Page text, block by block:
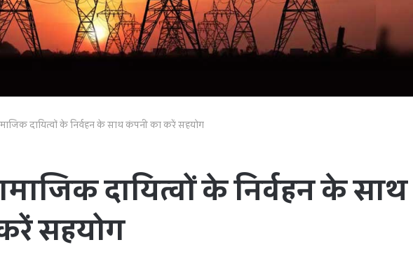
दायित्‍वों के निर्वहन के साथ कंपनी का करें सहयोग
दायित्‍वों के निर्वहन के साथ
सहयोग